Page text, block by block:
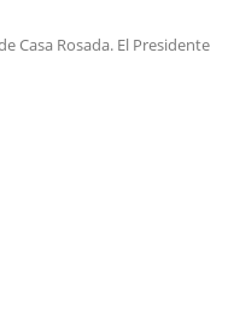
Casa Rosada. El Presidente